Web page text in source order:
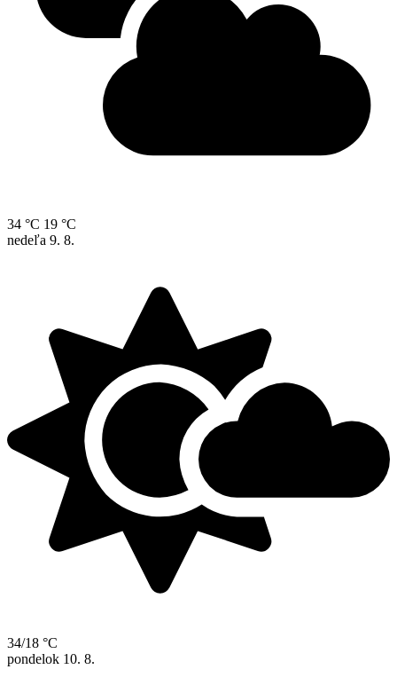
34 °C 19 °C
nedeľa 9. 8.
34/18 °C
pondelok 10. 8.